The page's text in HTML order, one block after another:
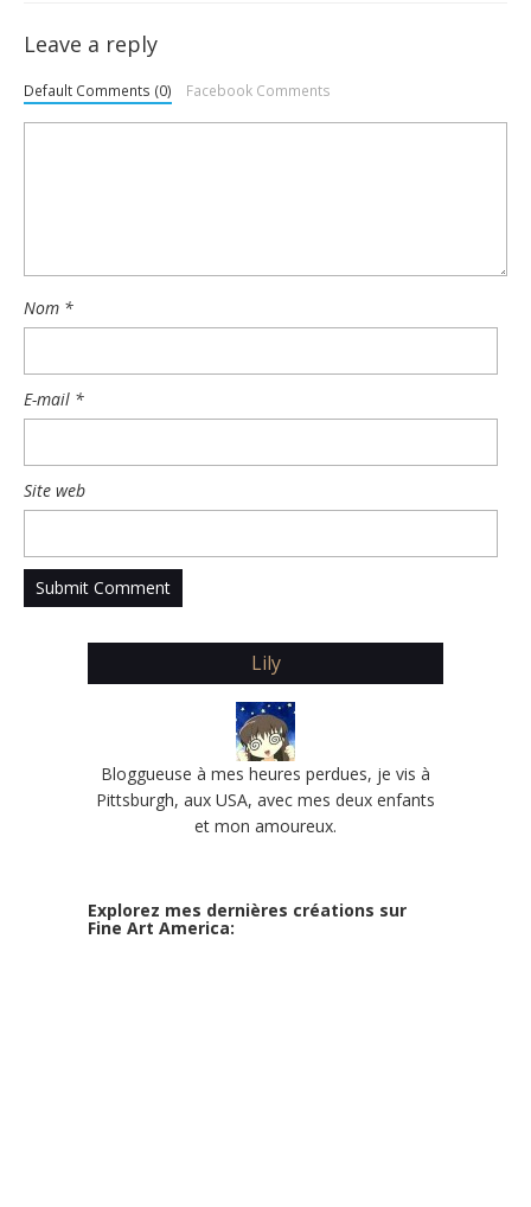
Leave a reply
Default Comments (0) Facebook Comments
Nom *
E-mail *
Site web
Lily
Bloggueuse à mes heures perdues, je vis à
Pittsburgh, aux USA, avec mes deux enfants
et mon amoureux.
Explorez mes dernières créations sur
Fine Art America: